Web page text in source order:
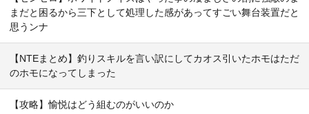
まだと困るから三下として処理した感があってすごい舞台装置だと
思うンナ
【NTEまとめ】釣りスキルを言い訳にしてカオス引いたホモはただ
のホモになってしまった
【攻略】愉悦はどう組むのがいいのか